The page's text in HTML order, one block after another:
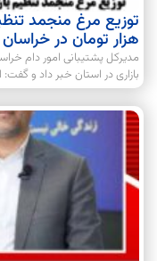
هزار تومان در
مدیرکل پشتیبانی امور دام
بازاری در استان خبر داد و